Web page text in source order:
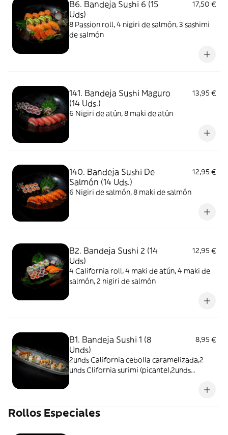
B6. Bandeja Sushi 6 (15
Uds)
17,50 €
8 Passion roll, 4 nigiri de salmón, 3 sashimi
de salmón
141. Bandeja Sushi Maguro
(14 Uds.)
13,95 €
6 Nigiri de atún, 8 maki de atún
140. Bandeja Sushi De
Salmón (14 Uds.)
12,95 €
6 Nigiri de salmón, 8 maki de salmón
B2. Bandeja Sushi 2 (14
Uds)
12,95 €
4 California roll, 4 maki de atún, 4 maki de
salmón, 2 nigiri de salmón
B1. Bandeja Sushi 1 (8
Unds)
8,95 €
2unds California cebolla caramelizada,2
unds Clifornia surimi (picante),2unds
Rollos Especiales